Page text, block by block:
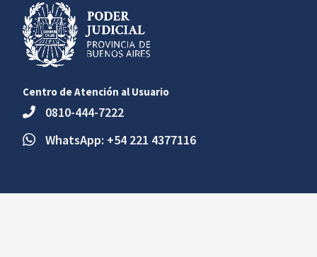
Centro de Atención al Usuario
0810-444-7222
WhatsApp: +54 221 4377116